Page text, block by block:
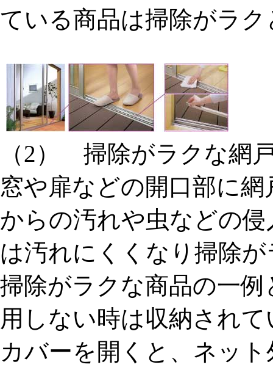
ている商品は掃除がラ
（2） 掃除がラクな
窓や扉などの開口部に
からの汚れや虫などの
は汚れにくくなり掃除
掃除がラクな商品の一
用しない時は収納され
カバーを開くと、ネッ